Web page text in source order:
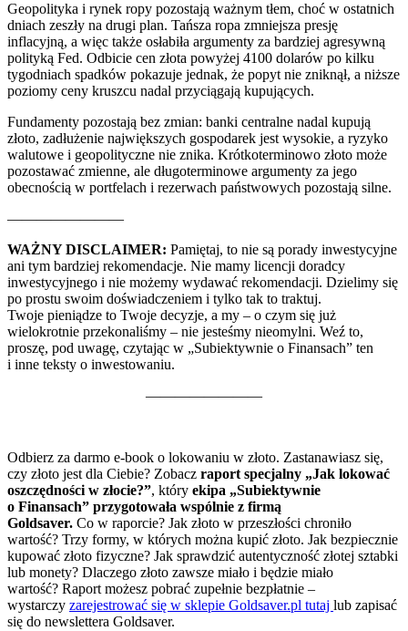
Geopolityka i rynek ropy pozostają ważnym tłem, choć w ostatnich
dniach zeszły na drugi plan. Tańsza ropa zmniejsza presję
inflacyjną, a więc także osłabiła argumenty za bardziej agresywną
polityką Fed. Odbicie cen złota powyżej 4100 dolarów po kilku
tygodniach spadków pokazuje jednak, że popyt nie zniknął, a niższe
poziomy ceny kruszcu nadal przyciągają kupujących.
Fundamenty pozostają bez zmian: banki centralne nadal kupują
złoto, zadłużenie największych gospodarek jest wysokie, a ryzyko
walutowe i geopolityczne nie znika. Krótkoterminowo złoto może
pozostawać zmienne, ale długoterminowe argumenty za jego
obecnością w portfelach i rezerwach państwowych pozostają silne.
————————
WAŻNY DISCLAIMER: Pamiętaj, to nie są porady inwestycyjne
ani tym bardziej rekomendacje. Nie mamy licencji doradcy
inwestycyjnego i nie możemy wydawać rekomendacji. Dzielimy się
po prostu swoim doświadczeniem i tylko tak to traktuj.
Twoje pieniądze to Twoje decyzje, a my – o czym się już
wielokrotnie przekonaliśmy – nie jesteśmy nieomylni. Weź to,
proszę, pod uwagę, czytając w „Subiektywnie o Finansach” ten
i inne teksty o inwestowaniu.
————————
Odbierz za darmo e-book o lokowaniu w złoto. Zastanawiasz się,
czy złoto jest dla Ciebie? Zobacz raport specjalny „Jak lokować
oszczędności w złocie?”, który ekipa „Subiektywnie
o Finansach” przygotowała wspólnie z firmą
Goldsaver. Co w raporcie? Jak złoto w przeszłości chroniło
wartość? Trzy formy, w których można kupić złoto. Jak bezpiecznie
kupować złoto fizyczne? Jak sprawdzić autentyczność złotej sztabki
lub monety? Dlaczego złoto zawsze miało i będzie miało
wartość? Raport możesz pobrać zupełnie bezpłatnie –
wystarczy zarejestrować się w sklepie Goldsaver.pl tutaj lub zapisać
się do newslettera Goldsaver.